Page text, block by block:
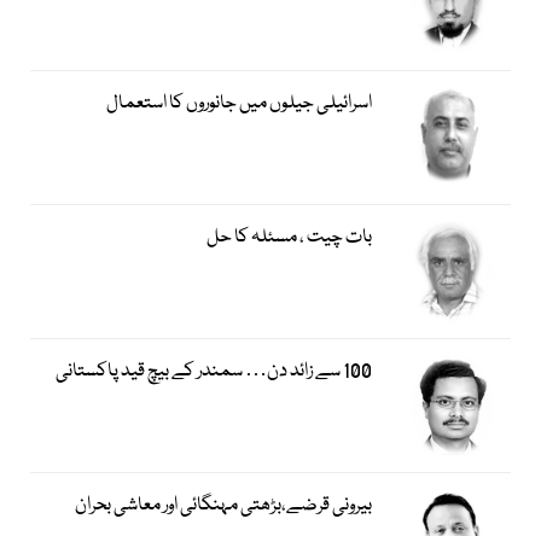
اسرائیلی جیلوں میں جانوروں کا استعمال
بات چیت ، مسئلہ کا حل
100 سے زائد دن… سمندر کے بیچ قید پاکستانی
بیرونی قرضے،بڑھتی مہنگائی اور معاشی بحران